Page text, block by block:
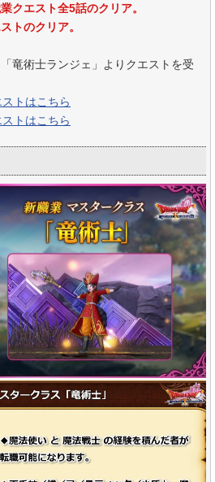
クエスト全5話のクリア。
トのクリア。
竜術士ランジェ」よりクエストを受
トはこちら
トはこちら